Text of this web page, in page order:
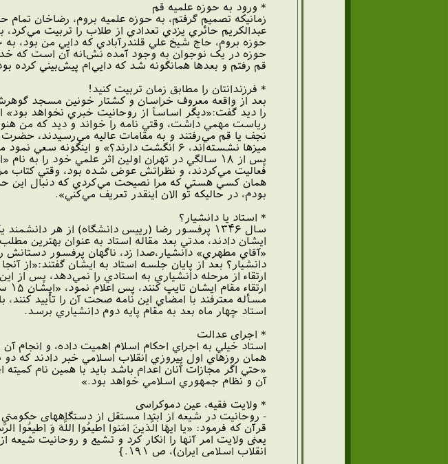
* ورود به حوزه علمیه قم
زمانيکه تصميم گرفتم، به حوزه علميه بروم، رضاخان
عبدالکريم حائري يزدي تعدادي از طلاب را تربيت
حوزه بروم،‌ حاج شيخ علي قلندرآبادي که دايي من بود،
حوزه در يک نوجوان به وجود آمده نشانه آن است که
قم رفتم و بعدها همانگونه شد که دايي‌ام پيش‌بيني‌ کرده
* فرزندانتان را مطابق زمان تربيت کنيد!
بعد از واقعه معروف خراسان و کشتار خونين مسجد
را ديد گفت:«ديگر اساساً از روحانيت خبري نخواهد
رياست مهمي داشت، وقتي نامه را خواند و ديد که من
نجف يا قم مي‌رفتند و به مقامات عاليه مي‌رسيدند،‌ حضرت
ميزها نشسته‌اند، ۶ انگشت دارند؟» و
پس از ۱۸ سالگي در تهران اولين اثر علمي خود
فعاليت مي‌کردند، و نظراتش عوض شده بود،‌ وقتي کتاب
همان کسي هستي که مرا نصيحت مي‌کردي که دنبال اين
بودم، در حاليکه تو الان اينقدر تعريف مي‌کني».
* استاد یا دانشیار؟
سال ۱۳۴۶ پرفسور رضا (رییس دانشگاه) از هر
ايشان دادند، مدتي بعد مقاله استاد به عنوان بهترين
«آقاي مطهري» دانشيار،‌صدا زد، ناگهان پرفسور دستانش
ارتقاء از مرحله دانشياري به استادي را نمي‌دهد، پس از
مسأله معترفند با امضاي اين نامه صحت آن را تأييد کنند،
استاد چهار ماه بعد به مقام پايه دوم دانشياري برسد.
* اجرای عدالت
استاد خيلي به اجراي احكام اسلام اهميت داده، و
همان روزهاي اول پيروزي انقلاب اسلامي خبر دادند كه
«حتي اگر مجازات آنان اعدام باشد بايد با همين نام
آن و نظام جمهوري اسلامي خواهد بود.»
* ولایت فقیه، عین دموکراسی
- روحانیت در شیعه از ابتدا مستقل از دستگاههای حکومتی
انقلاب اسلامی ایران)، ص ۱۹۱.}